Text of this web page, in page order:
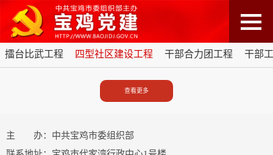
擂台比武工程 四型社区建设工程 干部合力团工程 干部
查看更多
主 办：中共宝鸡市委组织部